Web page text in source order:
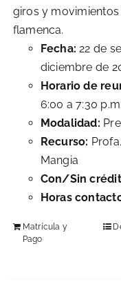
giros y movimientos
flamenca.
Fecha:22 de
diciembre de
Horario de
6:00 a 7:30 p.m.
Modalidad:
Recurso:
Mangia
Con/Sin
Horas
Matrícula y
Pago